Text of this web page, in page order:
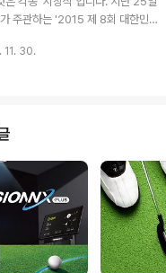
서도 스윙을 분석할 수 있는 스윙분
의 스마트화! 스윙분석기를 알아보
주관하는 '2015 제 8회 대한민국
는데요. 올 한 해 많은 기업, 지역자
있게! 골프의 대중화에 앞장서다!
만명을 넘어서며 언제 어디서나 골
템에 대한 관심이 높아지고 있습니
골프 인구의 증가세에 있는 우리나라
사람, 기존 골퍼들에게 유용한 정보
11. 30.